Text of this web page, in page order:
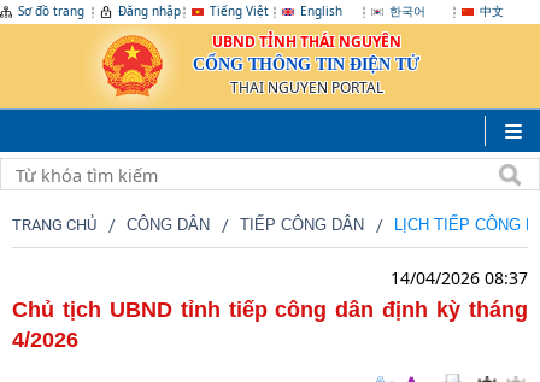
Sơ đồ trang Đăng nhập Tiếng Việt English 한국어 中文
UBND TỈNH THÁI NGUYÊN
CỔNG THÔNG TIN ĐIỆN TỬ
THAI NGUYEN PORTAL
TRANG CHỦ CÔNG DÂN TIẾP CÔNG DÂN LỊCH TIẾP CÔNG
14/04/2026 08:37
Chủ tịch UBND tỉnh tiếp công dân định kỳ tháng
4/2026